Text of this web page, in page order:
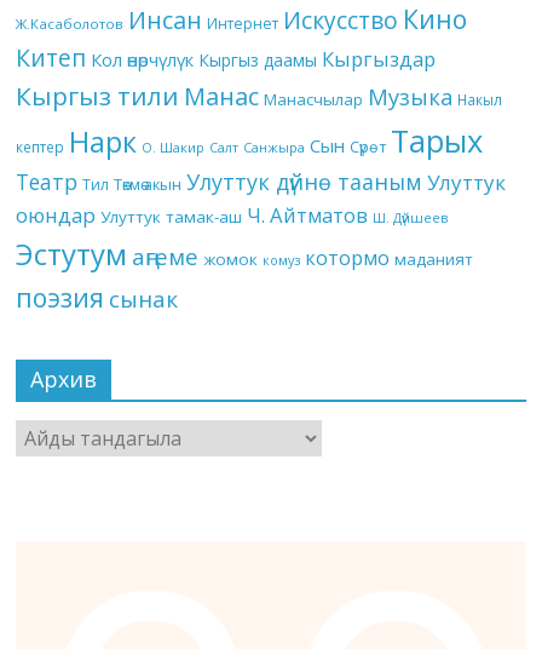
Ж.Касаболотов Инсан Интернет Искусство Кино
Китеп Кол өнөрчүлүк Кыргыз даамы Кыргыздар
Кыргыз тили Манас Манасчылар Музыка Накыл
кептер Нарк О. Шакир Салт Санжыра Сын Сүрөт Тарых
Театр Тил Төкмө акын Улуттук дүйнө тааным Улуттук
оюндар Улуттук тамак-аш Ч. Айтматов Ш. Дүйшеев
Эстутум аңгеме жомок комуз котормо маданият
поэзия сынак
Архив
Архив